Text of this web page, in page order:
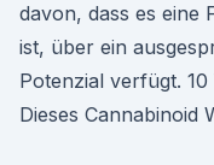
davon, dass es eine
ist, über ein
Potenzial verfügt.
Dieses Cannabinoid